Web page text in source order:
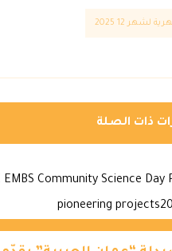
لشهر 12 2025
ذات الصلة